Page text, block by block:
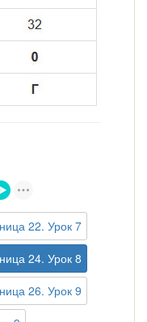
22. Урок 7
24. Урок 8
26. Урок 9